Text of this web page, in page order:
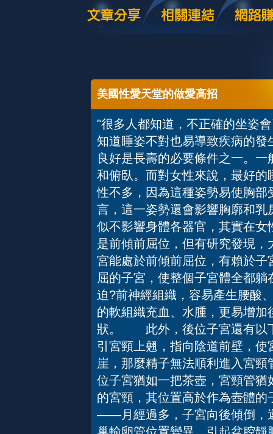
美國性愛天堂的做愛高招
"很多人都知道，不正確的坐姿
知道睡姿不對也易導致疾病的
良好是長壽的必要條件之一。
和俯臥。而對女性來說，最好
性不多，因為這種姿勢易使胸
言，這一姿勢還會影響胸廓和
似不影響身體各器官，其實在
是前傾前屈位，但有研究發現
宮能處於前傾前屈位，有賴於
屈的子宮，使整個子宮體全都
迫?前神經組織，容易產生腰酸
的軟組織充血、水腫，更易增
狀。 此外，後位子宮還有
引宮頸上翹，指向陰道前壁，
崖，那麼精子無法順利進入
位子宮猶如一把茶壺，宮頸管
的宮頸，其位置高於作為壺體
——月經過多，子宮向後傾倒，